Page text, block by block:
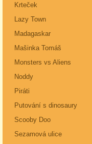
Krteček
Lazy Town
Madagaskar
Mašinka Tomáš
Monsters vs Aliens
Noddy
Piráti
Putování s dinosaury
Scooby Doo
Sezamová ulice